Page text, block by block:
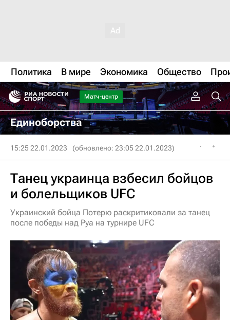
Политика В мире Экономика Общество
Матч-центр
Единоборства
15:25 22.01.2023 (обновлено: 23:05 22.01.2023)
Танец украинца взбесил бойцов
и болельщиков UFC
Украинский бойца Потерю раскритиковали за танец
после победы над Руа на турнире UFC